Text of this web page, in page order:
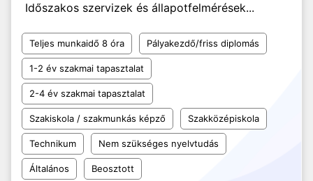
Időszakos szervizek és állapotfelmérések...
Teljes munkaidő 8 óra Pályakezdő/friss diplomás
1-2 év szakmai tapasztalat
2-4 év szakmai tapasztalat
Szakiskola / szakmunkás képző Szakközépiskola
Technikum Nem szükséges nyelvtudás
Általános Beosztott